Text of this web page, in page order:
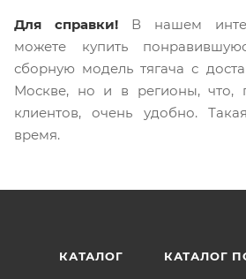
Для справки! В нашем
можете купить
сборную модель тягача с
Москве, но и в регионы, что,
клиентов, очень удобно.
время.
КАТАЛОГ КАТАЛОГ